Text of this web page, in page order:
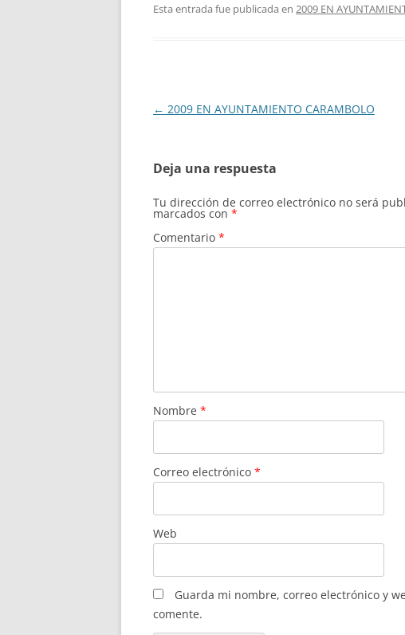
Esta entrada fue publicada en 2009 EN
Navegación
← 2009 EN AYUNTAMIENTO CARAMBOLO
Deja una respuesta
Tu dirección de correo electrónico no será
marcados con *
Comentario *
Nombre *
Correo electrónico *
Web
Guarda mi nombre, correo electrónico y
comente.